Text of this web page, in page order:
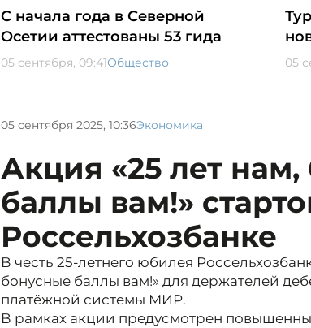
С начала года в Северной
Осетии аттестованы 53 гида
05 сентября, 09:41Общество 05
05 сентября 2025, 10:36Экономика
Акция «25 лет
баллы вам!»
Россельхозбанке
В честь 25‑летнего юбилея
бонусные баллы вам!» для держателей
платёжной системы МИР.
В рамках акции предусмотрен